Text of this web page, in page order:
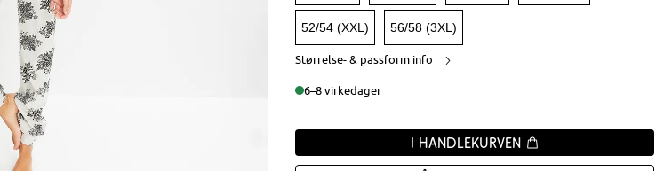
52/54 (XXL) 56/58 (3XL)
Størrelse- & passform info
6–8 virkedager
I handlekurven